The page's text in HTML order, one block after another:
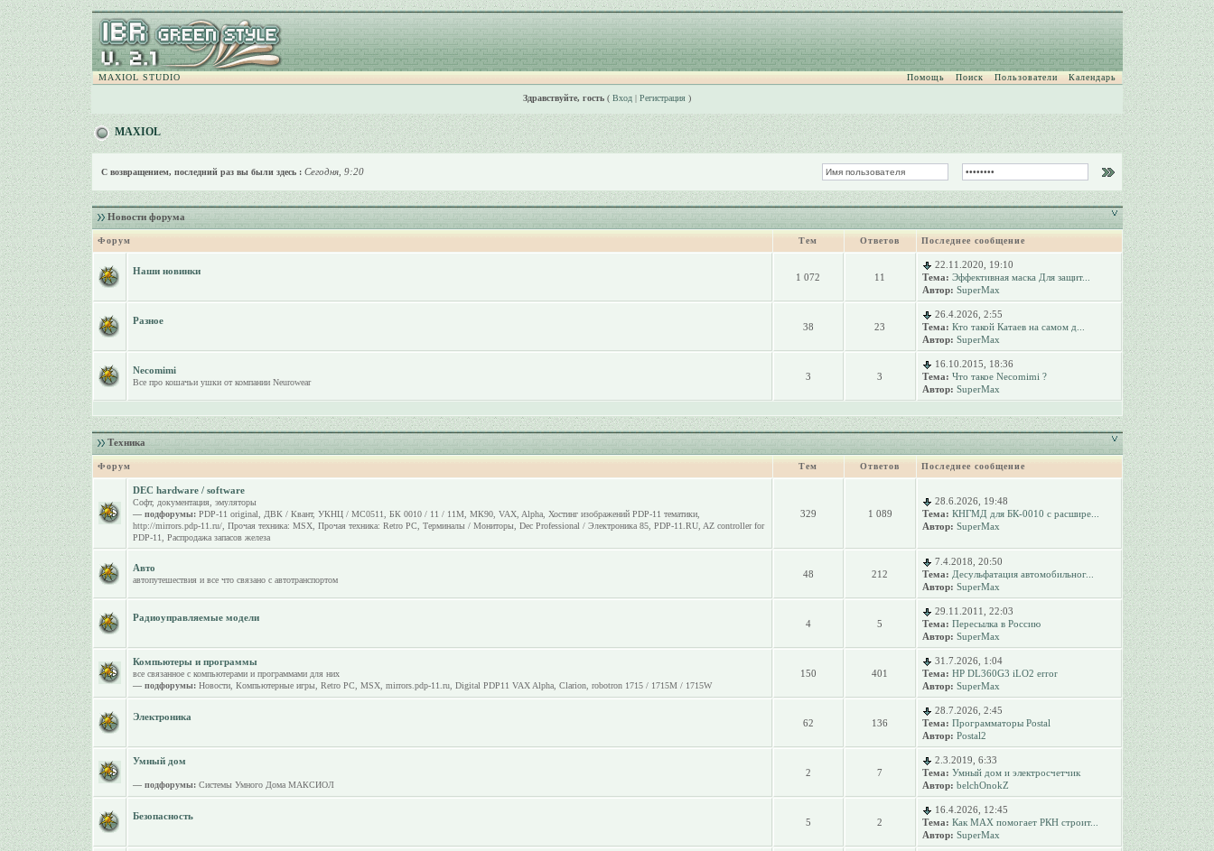
MAXIOL STUDIO Помощь Поиск Пользователи Календарь
Здравствуйте, гость( Вход| Регистрация)
MAXIOL
С возвращением, последний раз вы были здесь : Сегодня, 9:20
Новости форума
Форум Тем Ответов Последнее сообщение
Наши новинки
1 072 11
22.11.2020, 19:10
Тема: Эффективная маска Для защит...
Автор: SuperMax
Разное
38 23
26.4.2026, 2:55
Тема: Кто такой Катаев на самом д...
Автор: SuperMax
Necomimi
Все про кошачьи ушки от компании Neurowear
3 3
16.10.2015, 18:36
Тема: Что такое Necomimi ?
Автор: SuperMax
Техника
Форум Тем Ответов Последнее сообщение
DEC hardware / software
Софт, документация, эмуляторы
— подфорумы: PDP-11 original ДВК / Квант, УКНЦ / МС0511 БК 0010 / 11 / 11M, МК90, VAX, Alpha, Хостинг изображений PDP-11 тематики,
http://mirrors.pdp-11.ru/, Прочая техника: MSX, Прочая техника: Retro PC Терминалы / Мониторы, Dec Professional / Электроника 85, PDP-11.RU, AZ controller for
PDP-11
Распродажа запасов железа
329 1 089
28.6.2026, 19:48
Тема: КНГМД для БК-0010 с расшире...
Автор: SuperMax
Авто
автопутешествия и все что связано с автотранспортом
48 212
7.4.2018, 20:50
Тема: Десульфатация автомобильног...
Автор: SuperMax
Радиоуправляемые модели
4 5
29.11.2011, 22:03
Тема: Пересылка в Россию
Автор: SuperMax
Компьютеры и программы
все связанное с компьютерами и программами для них
— подфорумы: Новости, Компьютерные игры, Retro PC MSX, mirrors.pdp-11.ru, Digital PDP11 VAX Alpha, Clarion, robotron 1715 / 1715M / 1715W
150 401
31.7.2026, 1:04
Тема: HP DL360G3 iLO2 error
Автор: SuperMax
Электроника
62 136
28.7.2026, 2:45
Тема: Программаторы Postal
Автор: Postal2
Умный дом
— подфорумы: Системы Умного Дома МАКСИОЛ
2 7
2.3.2019, 6:33
Тема: Умный дом и электросчетчик
Автор: belchOnokZ
Безопасность
5 2
16.4.2026, 12:45
Тема: Как MAX помогает РКН строит...
Автор: SuperMax